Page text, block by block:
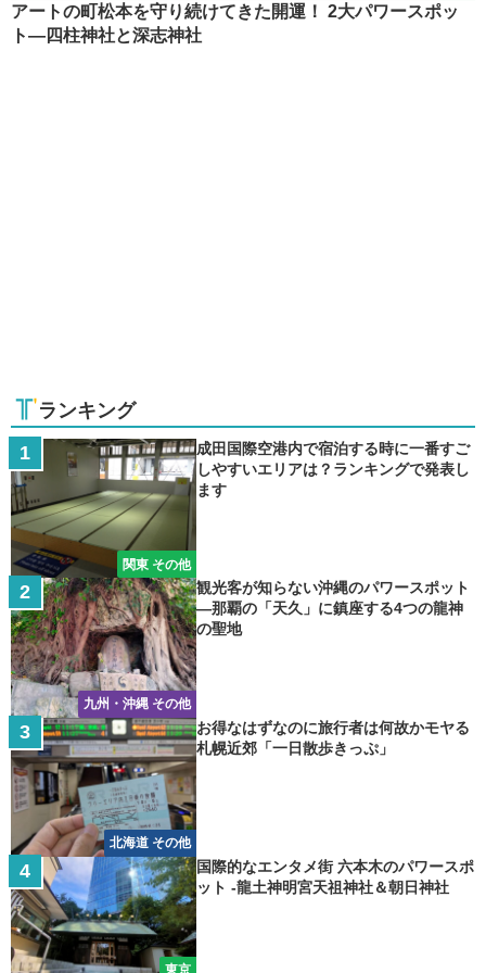
アートの町松本を守り続けてきた開運！ 2大パワースポッ
ト―四柱神社と深志神社
ランキング
関東 その他
成田国際空港内で宿泊する時に一番すご
しやすいエリアは？ランキングで発表し
ます
九州・沖縄 その他
観光客が知らない沖縄のパワースポット
―那覇の「天久」に鎮座する4つの龍神
の聖地
北海道 その他
お得なはずなのに旅行者は何故かモヤる
札幌近郊「一日散歩きっぷ」
国際的なエンタメ街 六本木のパワースポ
ット -龍土神明宮天祖神社＆朝日神社